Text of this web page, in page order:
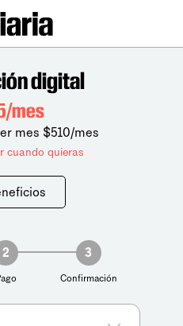
digital
mes
mes $510/mes
cuando quieras
2 3
Confirmación